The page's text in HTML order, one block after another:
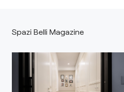
Spazi Belli Magazine